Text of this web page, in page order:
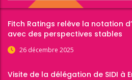
Fitch Ratings relève la notation
avec des perspectives stables
26 décembre 2025
Visite de la délégation de SIDI à